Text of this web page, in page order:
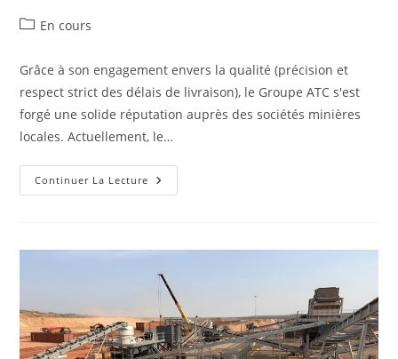
En cours
Grâce à son engagement envers la qualité (précision et
respect strict des délais de livraison), le Groupe ATC s'est
forgé une solide réputation auprès des sociétés minières
locales. Actuellement, le…
Continuer La Lecture